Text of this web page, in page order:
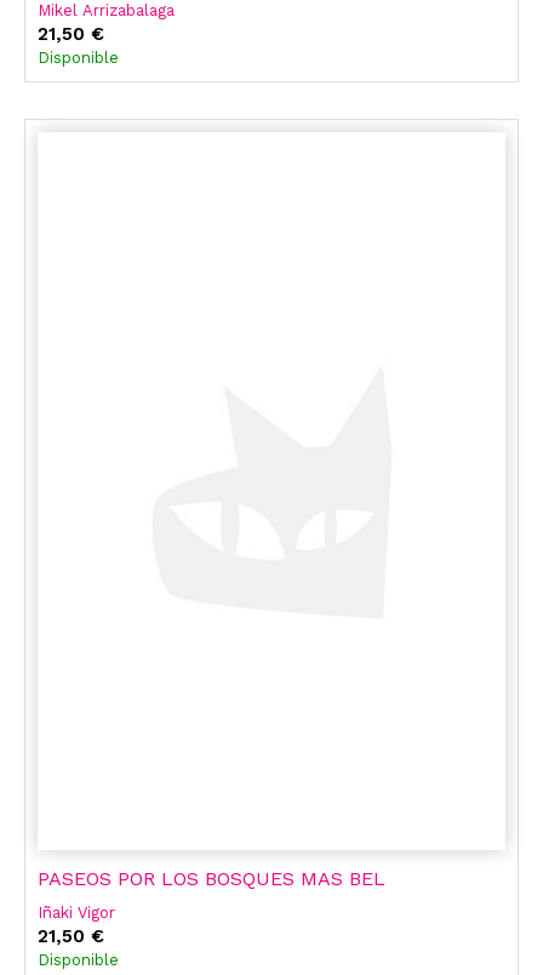
Mikel Arrizabalaga
21,50 €
Disponible
PASEOS POR LOS BOSQUES MAS BEL
Iñaki Vigor
21,50 €
Disponible